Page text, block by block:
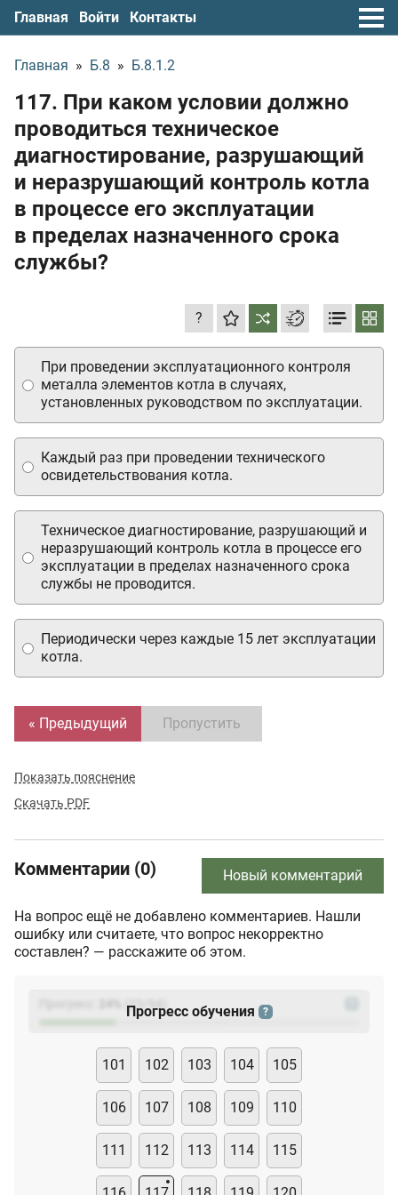
Главная Войти Контакты
Главная » Б.8 » Б.8.1.2
117. При каком условии должно
проводиться техническое
диагностирование, разрушающий
и неразрушающий контроль котла
в процессе его эксплуатации
в пределах назначенного срока
службы?
?
При проведении эксплуатационного контроля
металла элементов котла в случаях,
установленных руководством по эксплуатации.
Техническое диагностирование, разрушающий и
неразрушающий контроль котла в процессе его
эксплуатации в пределах назначенного срока
службы не проводится.
Каждый раз при проведении технического
освидетельствования котла.
Периодически через каждые 15 лет эксплуатации
котла.
« Предыдущий Пропустить
Показать пояснение
Скачать PDF
Комментарии (0) Новый комментарий
На вопрос ещё не добавлено комментариев. Нашли
ошибку или считаете, что вопрос некорректно
составлен? — расскажите об этом.
(23
Прогресс обучения ?
101 102 103 104 105
106 107 108 109 110
111 112 113 114 115